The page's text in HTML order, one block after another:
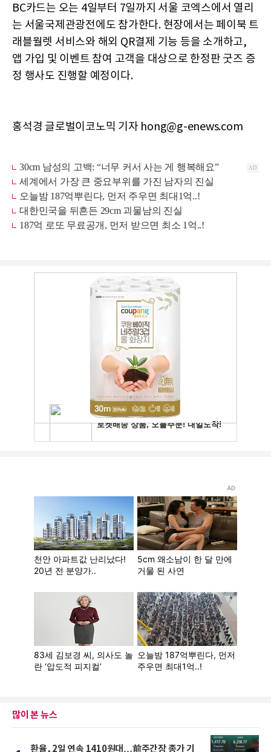
BC카드는 오는 4일부터 7일까지 서울 코엑스에서 열리
는 서울국제관광전에도 참가한다. 현장에서는 페이북 트
래블월렛 서비스와 해외 QR결제 기능 등을 소개하고,
앱 가입 및 이벤트 참여 고객을 대상으로 한정판 굿즈 증
정 행사도 진행할 예정이다.
홍석경 글로벌이코노믹 기자 hong@g-enews.com
많이 본 뉴스
환율, 2일 연속 1410원대…前주간장 종가 기